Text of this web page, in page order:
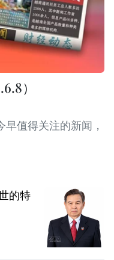
）
值得关注的新闻，
的特